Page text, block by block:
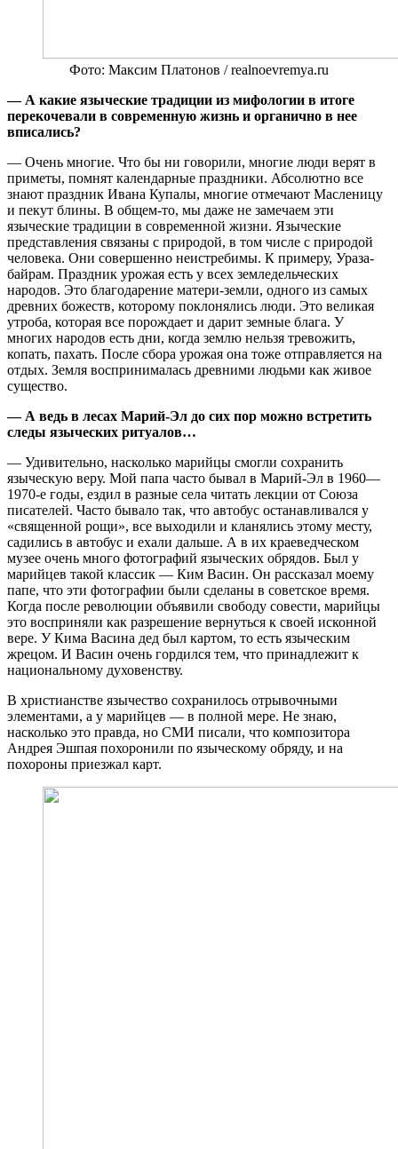
Фото: Максим Платонов / realnoevremya.ru
— А какие языческие традиции из мифологии в итоге
перекочевали в современную жизнь и органично в нее
вписались?
— Очень многие. Что бы ни говорили, многие люди верят в
приметы, помнят календарные праздники. Абсолютно все
знают праздник Ивана Купалы, многие отмечают Масленицу
и пекут блины. В общем-то, мы даже не замечаем эти
языческие традиции в современной жизни. Языческие
представления связаны с природой, в том числе с природой
человека. Они совершенно неистребимы. К примеру, Ураза-
байрам. Праздник урожая есть у всех земледельческих
народов. Это благодарение матери-земли, одного из самых
древних божеств, которому поклонялись люди. Это великая
утроба, которая все порождает и дарит земные блага. У
многих народов есть дни, когда землю нельзя тревожить,
копать, пахать. После сбора урожая она тоже отправляется на
отдых. Земля воспринималась древними людьми как живое
существо.
— А ведь в лесах Марий-Эл до сих пор можно встретить
следы языческих ритуалов…
— Удивительно, насколько марийцы смогли сохранить
языческую веру. Мой папа часто бывал в Марий-Эл в 1960—
1970-е годы, ездил в разные села читать лекции от Союза
писателей. Часто бывало так, что автобус останавливался у
«священной рощи», все выходили и кланялись этому месту,
садились в автобус и ехали дальше. А в их краеведческом
музее очень много фотографий языческих обрядов. Был у
марийцев такой классик — Ким Васин. Он рассказал моему
папе, что эти фотографии были сделаны в советское время.
Когда после революции объявили свободу совести, марийцы
это восприняли как разрешение вернуться к своей исконной
вере. У Кима Васина дед был картом, то есть языческим
жрецом. И Васин очень гордился тем, что принадлежит к
национальному духовенству.
В христианстве язычество сохранилось отрывочными
элементами, а у марийцев — в полной мере. Не знаю,
насколько это правда, но СМИ писали, что композитора
Андрея Эшпая похоронили по языческому обряду, и на
похороны приезжал карт.